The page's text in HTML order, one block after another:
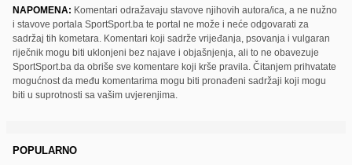
NAPOMENA: Komentari odražavaju stavove njihovih autora/ica, a ne nužno
i stavove portala SportSport.ba te portal ne može i neće odgovarati za
sadržaj tih kometara. Komentari koji sadrže vrijeđanja, psovanja i vulgaran
riječnik mogu biti uklonjeni bez najave i objašnjenja, ali to ne obavezuje
SportSport.ba da obriše sve komentare koji krše pravila. Čitanjem prihvatate
mogućnost da među komentarima mogu biti pronađeni sadržaji koji mogu
biti u suprotnosti sa vašim uvjerenjima.
POPULARNO